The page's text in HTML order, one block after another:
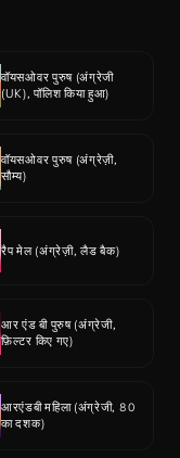
वॉयसओवर पुरुष (अंग्रेजी
(UK), पॉलिश किया हुआ)
वॉयसओवर पुरुष (अंग्रेज़ी,
सौम्य)
रैप मेल (अंग्रेज़ी, लैड बैक)
आर एंड बी पुरुष (अंग्रेजी,
फ़िल्टर किए गए)
आरएंडबी महिला (अंग्रेजी, 80
का दशक)